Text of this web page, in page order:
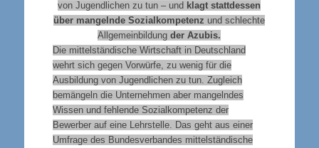
von Jugendlichen zu tun – und klagt stattdessen
über mangelnde Sozialkompetenz und schlechte
Allgemeinbildungder Azubis.
Die mittelständische Wirtschaft in Deutschland
wehrt sich gegen Vorwürfe, zu wenig für die
Ausbildung von Jugendlichen zu tun. Zugleich
bemängeln die Unternehmen aber mangelndes
Wissen und fehlende Sozialkompetenz der
Bewerber auf eine Lehrstelle. Das geht aus einer
Umfrage des Bundesverbandes mittelständische